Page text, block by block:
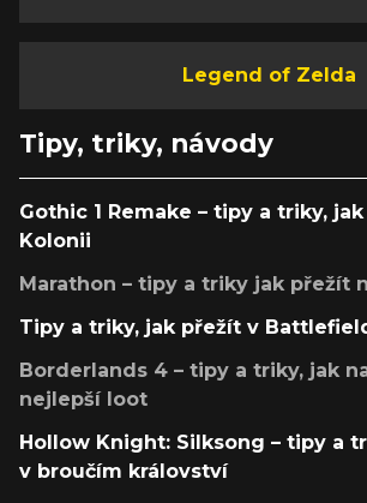
Legend of Zelda
Tipy, triky, návody
Gothic 1 Remake – tipy a triky,
Kolonii
Marathon – tipy a triky jak přežít
Tipy a triky, jak přežít v
Borderlands 4 – tipy a triky, jak
nejlepší loot
Hollow Knight: Silksong – tipy a
v broučím království